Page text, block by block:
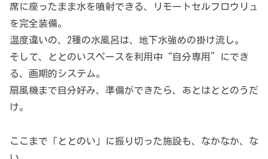
席に座ったまま水を噴射できる、リモートセルフロウリュ
を完全装備。
温度違いの、2種の水風呂は、地下水強めの掛け流し。
そして、ととのいスペースを利用中“自分専用”にでき
る、画期的システム。
扇風機まで自分好み、準備ができたら、あとはととのうだ
け。
ここまで「ととのい」に振り切った施設も、なかなか、な